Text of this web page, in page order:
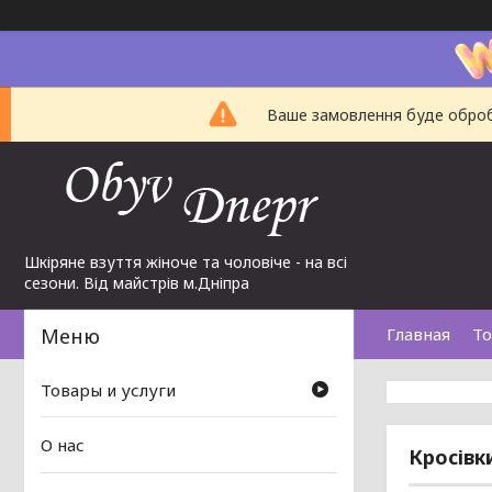
Ваше замовлення буде
Шкіряне взуття жіноче та чоловіче - на всі
сезони. Від майстрів м.Дніпра
Главная
Товары и услуги
О нас